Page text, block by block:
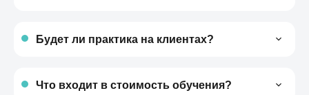
Будет ли практика на клиентах?
Что входит в стоимость обучения?